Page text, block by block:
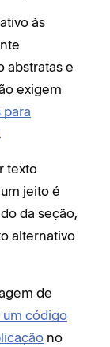
às
abstratas e
exigem
para
texto
jeito é
da seção,
alternativo
de
código
no